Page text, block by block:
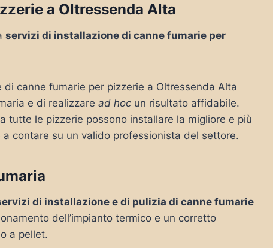
a Oltressenda Alta
servizi di installazione di canne fumarie per
canne fumarie per pizzerie a Oltressenda Alta
e di realizzare ad hoc un risultato affidabile.
tutte le pizzerie possono installare la migliore e più
contare su un valido professionista del settore.
di installazione e di pulizia di canne fumarie
dell’impianto termico e un corretto
a pellet.